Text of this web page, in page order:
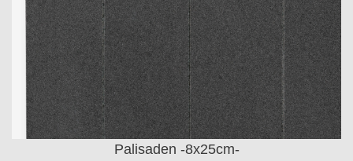
Palisaden -8x25cm-